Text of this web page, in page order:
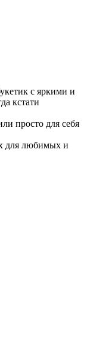
с яркими и
кстати
просто для себя
для любимых и
заказы на
2 подъезда)